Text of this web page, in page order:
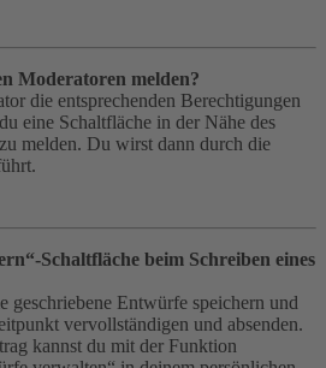
Moderatoren melden?
die entsprechenden Berechtigungen
eine Schaltfläche in der Nähe des
melden. Du wirst dann durch die
Schaltfläche beim Schreiben eines
geschriebene Entwürfe speichern und
vervollständigen und absenden.
kannst du mit der Funktion